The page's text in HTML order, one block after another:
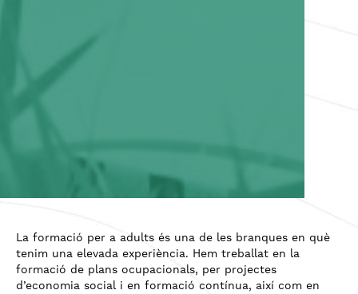
La formació per a adults és una de les branques en què
tenim una elevada experiència. Hem treballat en la
formació de plans ocupacionals, per projectes
d’economia social i en formació contínua, així com en